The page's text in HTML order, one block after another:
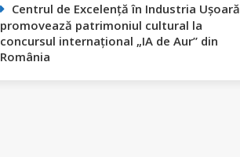
Centrul de Excelență în Industria Ușoară
promovează patrimoniul cultural la
concursul internațional „IA de Aur” din
România